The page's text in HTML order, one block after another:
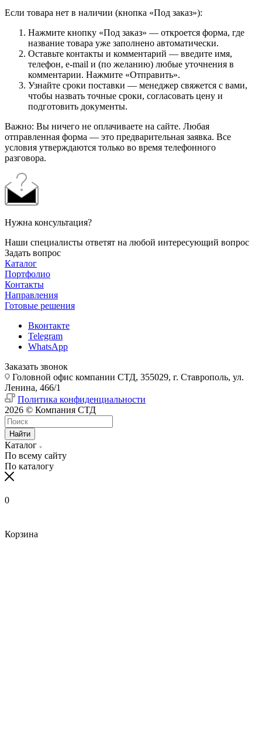
Если товара нет в наличии (кнопка «Под заказ»):
Нажмите кнопку «Под заказ» — откроется форма, где
название товара уже заполнено автоматически.
Оставьте контакты и комментарий — введите имя,
телефон, e-mail и (по желанию) любые уточнения в
комментарии. Нажмите «Отправить».
Узнайте сроки поставки — менеджер свяжется с вами,
чтобы назвать точные сроки, согласовать цену и
подготовить документы.
Важно: Вы ничего не оплачиваете на сайте. Любая
отправленная форма — это предварительная заявка. Все
условия утверждаются только во время телефонного
разговора.
Нужна консультация?
Наши специалисты ответят на любой интересующий вопрос
Задать вопрос
Каталог
Портфолио
Контакты
Направления
Готовые решения
Вконтакте
Telegram
WhatsApp
Заказать звонок
Головной офис компании СТД, 355029, г. Ставрополь, ул.
Ленина, 466/1
Политика конфиденциальности
2026 © Компания СТД
Найти
Каталог
По всему сайту
По каталогу
0
Корзина